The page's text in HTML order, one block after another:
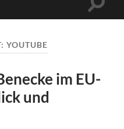
YOUTUBE
im EU-
und